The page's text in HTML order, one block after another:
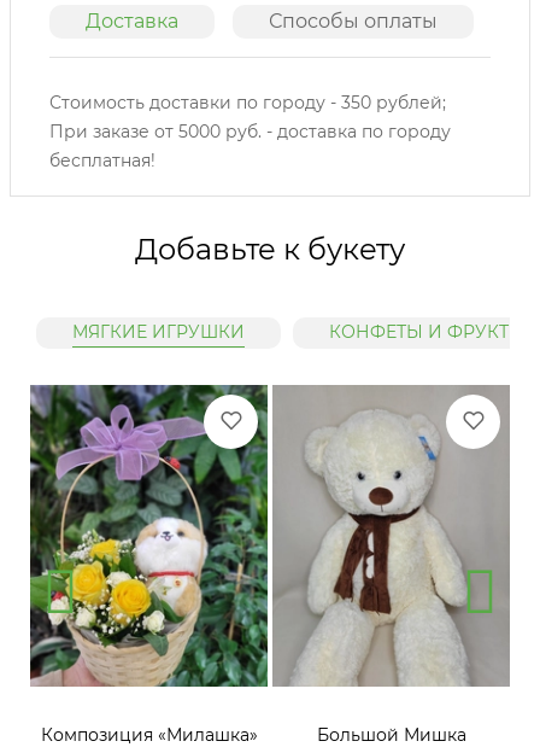
Доставка Способы оплаты
Стоимость доставки по городу - 350 рублей;
При заказе от 5000 руб. - доставка по городу
бесплатная!
Добавьте к букету
МЯГКИЕ ИГРУШКИ КОНФЕТЫ И ФРУКТЫ
Композиция «Милашка» Большой Мишка